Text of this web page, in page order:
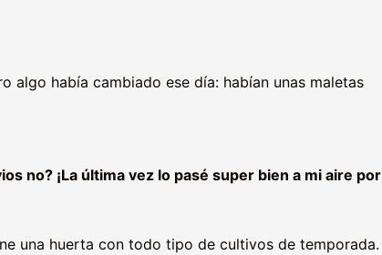
algo había cambiado ese día: habían unas maletas
no? ¡La última vez lo pasé super bien a mi aire por
una huerta con todo tipo de cultivos de temporada.